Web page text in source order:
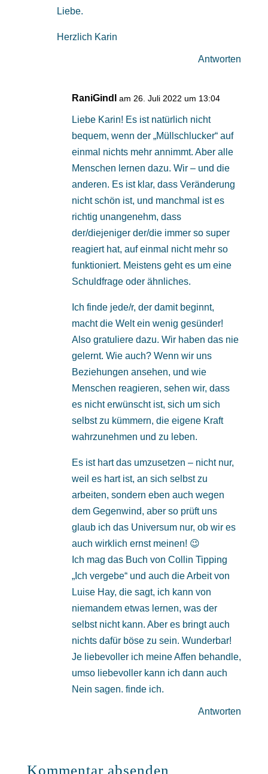
Liebe.
Herzlich Karin
Antworten
RaniGindl am 26. Juli 2022 um 13:04
Liebe Karin! Es ist natürlich nicht
bequem, wenn der „Müllschlucker“ auf
einmal nichts mehr annimmt. Aber alle
Menschen lernen dazu. Wir – und die
anderen. Es ist klar, dass Veränderung
nicht schön ist, und manchmal ist es
richtig unangenehm, dass
der/diejeniger der/die immer so super
reagiert hat, auf einmal nicht mehr so
funktioniert. Meistens geht es um eine
Schuldfrage oder ähnliches.
Ich finde jede/r, der damit beginnt,
macht die Welt ein wenig gesünder!
Also gratuliere dazu. Wir haben das nie
gelernt. Wie auch? Wenn wir uns
Beziehungen ansehen, und wie
Menschen reagieren, sehen wir, dass
es nicht erwünscht ist, sich um sich
selbst zu kümmern, die eigene Kraft
wahrzunehmen und zu leben.
Es ist hart das umzusetzen – nicht nur,
weil es hart ist, an sich selbst zu
arbeiten, sondern eben auch wegen
dem Gegenwind, aber so prüft uns
glaub ich das Universum nur, ob wir es
auch wirklich ernst meinen! 😉
Ich mag das Buch von Collin Tipping
„Ich vergebe“ und auch die Arbeit von
Luise Hay, die sagt, ich kann von
niemandem etwas lernen, was der
selbst nicht kann. Aber es bringt auch
nichts dafür böse zu sein. Wunderbar!
Je liebevoller ich meine Affen behandle,
umso liebevoller kann ich dann auch
Nein sagen. finde ich.
Antworten
Kommentar absenden